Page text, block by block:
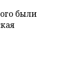
были